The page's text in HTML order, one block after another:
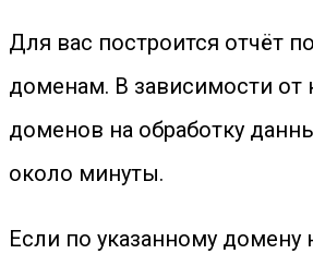
Для вас построится отчёт
доменам. В зависимости от
доменов на обработку
около минуты.
Если по указанному домену